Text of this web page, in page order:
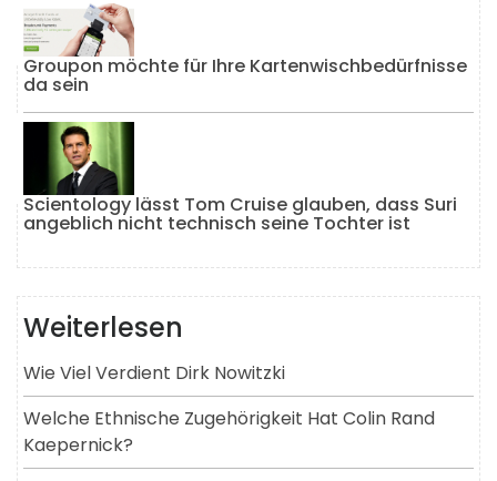
Groupon möchte für Ihre Kartenwischbedürfnisse
da sein
Scientology lässt Tom Cruise glauben, dass Suri
angeblich nicht technisch seine Tochter ist
Weiterlesen
Wie Viel Verdient Dirk Nowitzki
Welche Ethnische Zugehörigkeit Hat Colin Rand
Kaepernick?